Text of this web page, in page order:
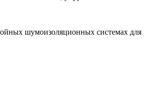
шумоизоляционных системах для